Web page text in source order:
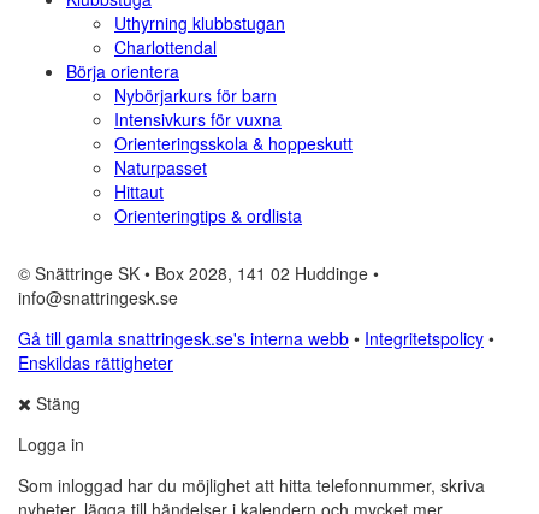
Uthyrning klubbstugan
Charlottendal
Börja orientera
Nybörjarkurs för barn
Intensivkurs för vuxna
Orienteringsskola & hoppeskutt
Naturpasset
Hittaut
Orienteringtips & ordlista
© Snättringe SK • Box 2028, 141 02 Huddinge •
info@snattringesk.se
Gå till gamla snattringesk.se's interna webb • Integritetspolicy •
Enskildas rättigheter
Stäng
Logga in
Som inloggad har du möjlighet att hitta telefonnummer, skriva
nyheter, lägga till händelser i kalendern och mycket mer.